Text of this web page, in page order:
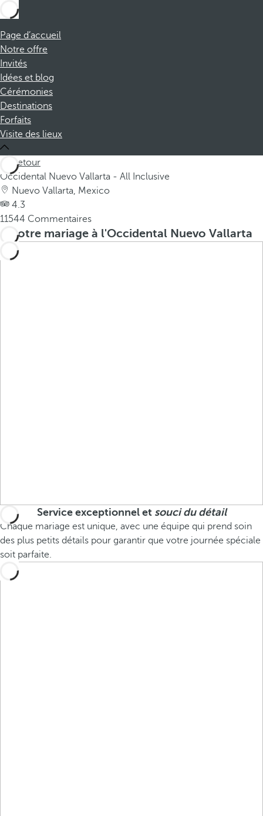
Page d’accueil
Notre offre
Invités
Idées et blog
Cérémonies
Destinations
Forfaits
Visite des lieux
Retour
Occidental Nuevo Vallarta - All Inclusive
Nuevo Vallarta, Mexico
4.3
11544 Commentaires
Votre mariage à l'Occidental Nuevo Vallarta
Service exceptionnel et souci du détail
Chaque mariage est unique, avec une équipe qui prend soin
des plus petits détails pour garantir que votre journée spéciale
soit parfaite.